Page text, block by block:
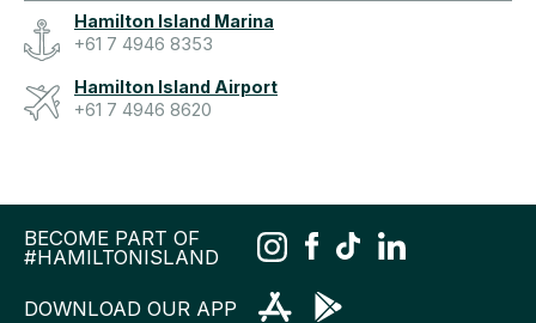
Hamilton Island Marina
+61 7 4946 8353
Hamilton Island Airport
+61 7 4946 8620
BECOME PART OF
#HAMILTONISLAND
DOWNLOAD OUR APP